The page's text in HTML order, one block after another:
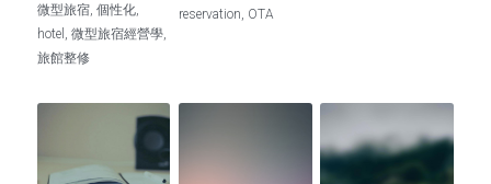
微型旅宿, 個性化,
hotel, 微型旅宿經營學,
旅館整修
reservation, OTA